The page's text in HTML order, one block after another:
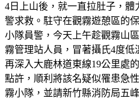
4日上山後，就一直拉肚子，
警求救。駐守在觀霧遊憩區的
小隊員警，今天上午趁觀霧山
霧管理站人員，冒著攝氏4度低
再深入大鹿林道東線19公里處
點許，順利將該名疑似罹患急
霧小隊，並請新竹縣消防局五